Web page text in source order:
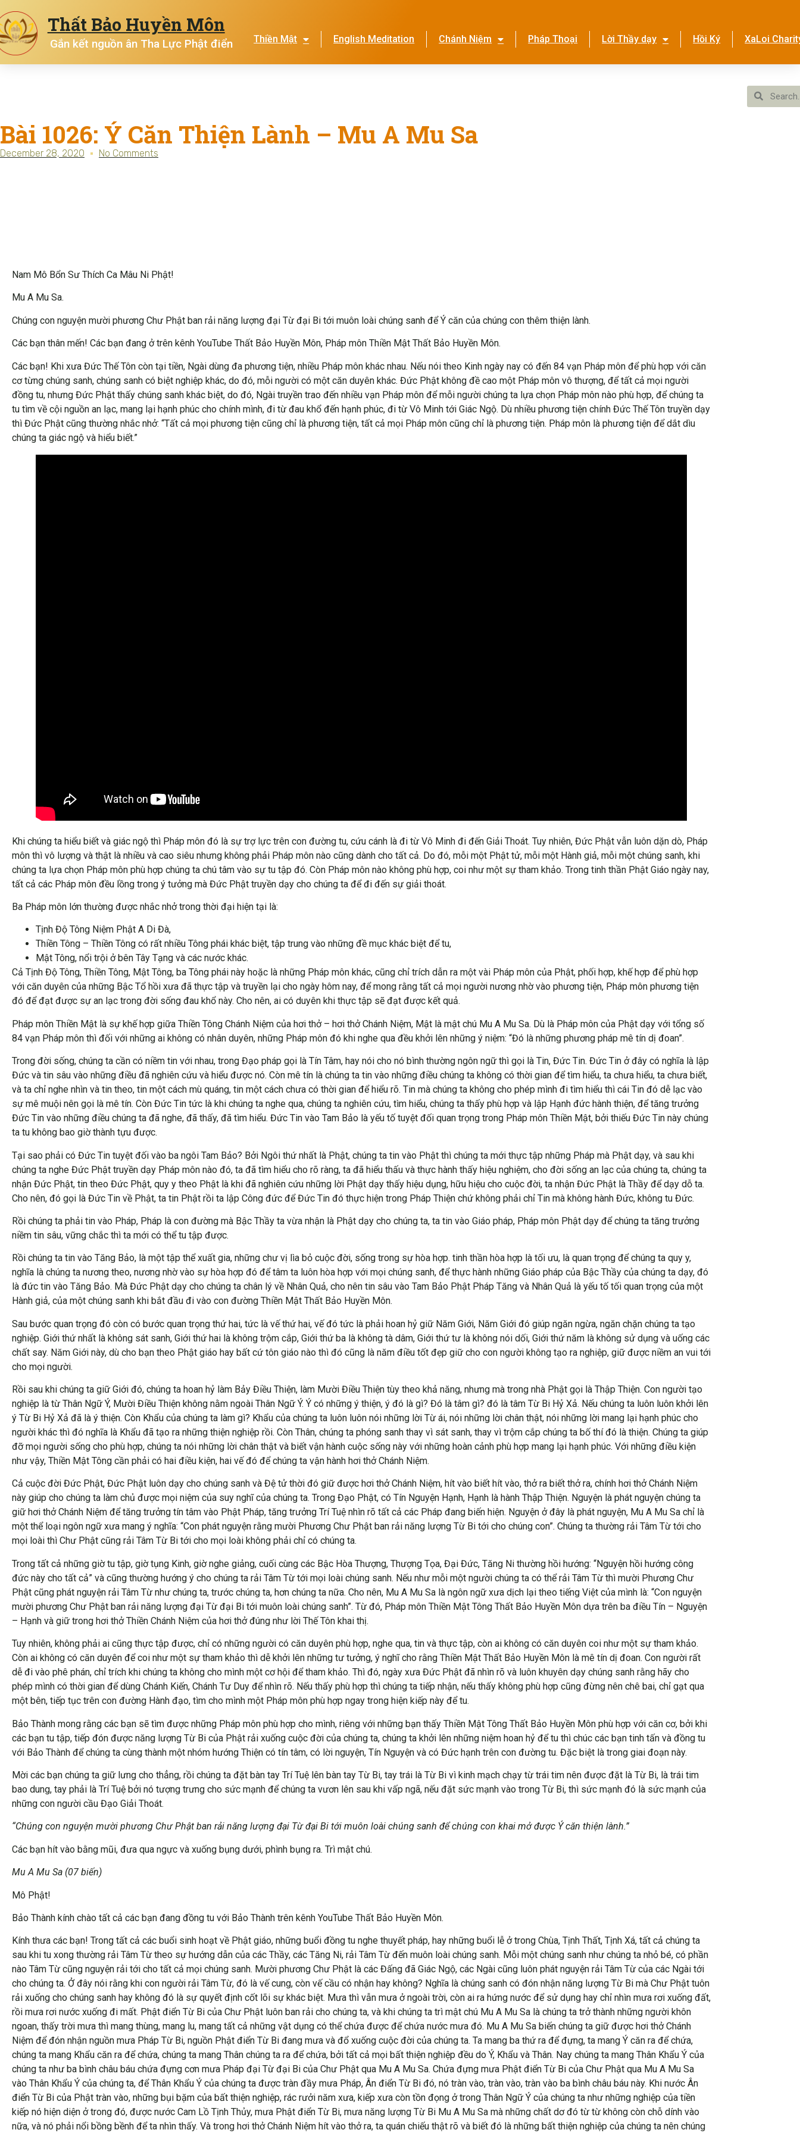
Thất Bảo Huyền Môn
Gắn kết nguồn ân Tha Lực Phật điển Thiền Mật English Meditation Chánh Niệm Pháp Thoại Lời Thầy dạy Hồi Ký XaLoi
Bài 1026: Ý Căn Thiện Lành – Mu A Mu Sa
December 28, 2020 No Comments
Nam Mô Bổn Sư Thích Ca Mâu Ni Phật!
Mu A Mu Sa.
Chúng con nguyện mười phương Chư Phật ban rải năng lượng đại Từ đại Bi tới muôn loài chúng sanh để Ý căn của chúng con thêm thiện lành.
Các bạn thân mến! Các bạn đang ở trên kênh YouTube Thất Bảo Huyền Môn, Pháp môn Thiền Mật Thất Bảo Huyền Môn.
Các bạn! Khi xưa Đức Thế Tôn còn tại tiền, Ngài dùng đa phương tiện, nhiều Pháp môn khác nhau. Nếu nói theo Kinh ngày nay có đến 84 vạn Pháp môn để phù hợp với căn
cơ từng chúng sanh, chúng sanh có biệt nghiệp khác, do đó, mỗi người có một căn duyên khác. Đức Phật không đề cao một Pháp môn vô thượng, để tất cả mọi người
đồng tu, nhưng Đức Phật thấy chúng sanh khác biệt, do đó, Ngài truyền trao đến nhiều vạn Pháp môn để mỗi người chúng ta lựa chọn Pháp môn nào phù hợp, để chúng ta
tu tìm về cội nguồn an lạc, mang lại hạnh phúc cho chính mình, đi từ đau khổ đến hạnh phúc, đi từ Vô Minh tới Giác Ngộ. Dù nhiều phương tiện chính Đức Thế Tôn truyền dạy
thì Đức Phật cũng thường nhắc nhở: “Tất cả mọi phương tiện cũng chỉ là phương tiện, tất cả mọi Pháp môn cũng chỉ là phương tiện. Pháp môn là phương tiện để dắt dìu
chúng ta giác ngộ và hiểu biết.”
Khi chúng ta hiểu biết và giác ngộ thì Pháp môn đó là sự trợ lực trên con đường tu, cứu cánh là đi từ Vô Minh đi đến Giải Thoát. Tuy nhiên, Đức Phật vẫn luôn dặn dò, Pháp
môn thì vô lượng và thật là nhiều và cao siêu nhưng không phải Pháp môn nào cũng dành cho tất cả. Do đó, mỗi một Phật tử, mỗi một Hành giả, mỗi một chúng sanh, khi
chúng ta lựa chọn Pháp môn phù hợp chúng ta chú tâm vào sự tu tập đó. Còn Pháp môn nào không phù hợp, coi như một sự tham khảo. Trong tinh thần Phật Giáo ngày nay,
tất cả các Pháp môn đều lồng trong ý tưởng mà Đức Phật truyền dạy cho chúng ta để đi đến sự giải thoát.
Ba Pháp môn lớn thường được nhắc nhở trong thời đại hiện tại là:
Tịnh Độ Tông Niệm Phật A Di Đà,
Thiền Tông – Thiền Tông có rất nhiều Tông phái khác biệt, tập trung vào những đề mục khác biệt để tu,
Mật Tông, nổi trội ở bên Tây Tạng và các nước khác.
Cả Tịnh Độ Tông, Thiền Tông, Mật Tông, ba Tông phái này hoặc là những Pháp môn khác, cũng chỉ trích dẫn ra một vài Pháp môn của Phật, phối hợp, khế hợp để phù hợp
với căn duyên của những Bậc Tổ hồi xưa đã thực tập và truyền lại cho ngày hôm nay, để mong rằng tất cả mọi người nương nhờ vào phương tiện, Pháp môn phương tiện
đó để đạt được sự an lạc trong đời sống đau khổ này. Cho nên, ai có duyên khi thực tập sẽ đạt được kết quả.
Pháp môn Thiền Mật là sự khế hợp giữa Thiền Tông Chánh Niệm của hơi thở – hơi thở Chánh Niệm, Mật là mật chú Mu A Mu Sa. Dù là Pháp môn của Phật dạy với tổng số
84 vạn Pháp môn thì đối với những ai không có nhân duyên, những Pháp môn đó khi nghe qua đều khởi lên những ý niệm: “Đó là những phương pháp mê tín dị đoan”.
Trong đời sống, chúng ta cần có niềm tin với nhau, trong Đạo pháp gọi là Tín Tâm, hay nói cho nó bình thường ngôn ngữ thì gọi là Tin, Đức Tin. Đức Tin ở đây có nghĩa là lập
Đức và tin sâu vào những điều đã nghiên cứu và hiểu được nó. Còn mê tín là chúng ta tin vào những điều chúng ta không có thời gian để tìm hiểu, ta chưa hiểu, ta chưa biết,
và ta chỉ nghe nhìn và tin theo, tin một cách mù quáng, tin một cách chưa có thời gian để hiểu rõ. Tin mà chúng ta không cho phép mình đi tìm hiểu thì cái Tin đó dễ lạc vào
sự mê muội nên gọi là mê tín. Còn Đức Tin tức là khi chúng ta nghe qua, chúng ta nghiên cứu, tìm hiểu, chúng ta thấy phù hợp và lập Hạnh đức hành thiện, để tăng trưởng
Đức Tin vào những điều chúng ta đã nghe, đã thấy, đã tìm hiểu. Đức Tin vào Tam Bảo là yếu tố tuyệt đối quan trọng trong Pháp môn Thiền Mật, bởi thiếu Đức Tin này chúng
ta tu không bao giờ thành tựu được.
Tại sao phải có Đức Tin tuyệt đối vào ba ngôi Tam Bảo? Bởi Ngôi thứ nhất là Phật, chúng ta tin vào Phật thì chúng ta mới thực tập những Pháp mà Phật dạy, và sau khi
chúng ta nghe Đức Phật truyền dạy Pháp môn nào đó, ta đã tìm hiểu cho rõ ràng, ta đã hiểu thấu và thực hành thấy hiệu nghiệm, cho đời sống an lạc của chúng ta, chúng ta
nhận Đức Phật, tin theo Đức Phật, quy y theo Phật là khi đã nghiên cứu những lời Phật dạy thấy hiệu dụng, hữu hiệu cho cuộc đời, ta nhận Đức Phật là Thầy để dạy dỗ ta.
Cho nên, đó gọi là Đức Tin về Phật, ta tin Phật rồi ta lập Công đức để Đức Tin đó thực hiện trong Pháp Thiện chứ không phải chỉ Tin mà không hành Đức, không tu Đức.
Rồi chúng ta phải tin vào Pháp, Pháp là con đường mà Bậc Thầy ta vừa nhận là Phật dạy cho chúng ta, ta tin vào Giáo pháp, Pháp môn Phật dạy để chúng ta tăng trưởng
niềm tin sâu, vững chắc thì ta mới có thể tu tập được.
Rồi chúng ta tin vào Tăng Bảo, là một tập thể xuất gia, những chư vị lìa bỏ cuộc đời, sống trong sự hòa hợp. tinh thần hòa hợp là tối ưu, là quan trọng để chúng ta quy y,
nghĩa là chúng ta nương theo, nương nhờ vào sự hòa hợp đó để tâm ta luôn hòa hợp với mọi chúng sanh, để thực hành những Giáo pháp của Bậc Thầy của chúng ta dạy, đó
là đức tin vào Tăng Bảo. Mà Đức Phật dạy cho chúng ta chân lý về Nhân Quả, cho nên tin sâu vào Tam Bảo Phật Pháp Tăng và Nhân Quả là yếu tố tối quan trọng của một
Hành giả, của một chúng sanh khi bắt đầu đi vào con đường Thiền Mật Thất Bảo Huyền Môn.
Sau bước quan trọng đó còn có bước quan trọng thứ hai, tức là vế thứ hai, vế đó tức là phải hoan hỷ giữ Năm Giới, Năm Giới đó giúp ngăn ngừa, ngăn chặn chúng ta tạo
nghiệp. Giới thứ nhất là không sát sanh, Giới thứ hai là không trộm cắp, Giới thứ ba là không tà dâm, Giới thứ tư là không nói dối, Giới thứ năm là không sử dụng và uống các
chất say. Năm Giới này, dù cho bạn theo Phật giáo hay bất cứ tôn giáo nào thì đó cũng là năm điều tốt đẹp giữ cho con người không tạo ra nghiệp, giữ được niềm an vui tới
cho mọi người.
Rồi sau khi chúng ta giữ Giới đó, chúng ta hoan hỷ làm Bảy Điều Thiện, làm Mười Điều Thiện tùy theo khả năng, nhưng mà trong nhà Phật gọi là Thập Thiện. Con người tạo
nghiệp là từ Thân Ngữ Ý, Mười Điều Thiện không nằm ngoài Thân Ngữ Ý. Ý có những ý thiện, ý đó là gì? Đó là tâm gì? đó là tâm Từ Bi Hỷ Xả. Nếu chúng ta luôn luôn khởi lên
ý Từ Bi Hỷ Xả đã là ý thiện. Còn Khẩu của chúng ta làm gì? Khẩu của chúng ta luôn luôn nói những lời Từ ái, nói những lời chân thật, nói những lời mang lại hạnh phúc cho
người khác thì đó nghĩa là Khẩu đã tạo ra những thiện nghiệp rồi. Còn Thân, chúng ta phóng sanh thay vì sát sanh, thay vì trộm cắp chúng ta bố thí đó là thiện. Chúng ta giúp
đỡ mọi người sống cho phù hợp, chúng ta nói những lời chân thật và biết vận hành cuộc sống này với những hoàn cảnh phù hợp mang lại hạnh phúc. Với những điều kiện
như vậy, Thiền Mật Tông cần phải có hai điều kiện, hai vế đó để chúng ta vận hành hơi thở Chánh Niệm.
Cả cuộc đời Đức Phật, Đức Phật luôn dạy cho chúng sanh và Đệ tử thời đó giữ được hơi thở Chánh Niệm, hít vào biết hít vào, thở ra biết thở ra, chính hơi thở Chánh Niệm
này giúp cho chúng ta làm chủ được mọi niệm của suy nghĩ của chúng ta. Trong Đạo Phật, có Tín Nguyện Hạnh, Hạnh là hành Thập Thiện. Nguyện là phát nguyện chúng ta
giữ hơi thở Chánh Niệm để tăng trưởng tín tâm vào Phật Pháp, tăng trưởng Trí Tuệ nhìn rõ tất cả các Pháp đang biến hiện. Nguyện ở đây là phát nguyện, Mu A Mu Sa chỉ là
một thể loại ngôn ngữ xưa mang ý nghĩa: “Con phát nguyện rằng mười Phương Chư Phật ban rải năng lượng Từ Bi tới cho chúng con”. Chúng ta thường rải Tâm Từ tới cho
mọi loài thì Chư Phật cũng rải Tâm Từ Bi tới cho mọi loài không phải chỉ có chúng ta.
Trong tất cả những giờ tu tập, giờ tụng Kinh, giờ nghe giảng, cuối cùng các Bậc Hòa Thượng, Thượng Tọa, Đại Đức, Tăng Ni thường hồi hướng: “Nguyện hồi hướng công
đức này cho tất cả” và cũng thường hướng ý cho chúng ta rải Tâm Từ tới mọi loài chúng sanh. Nếu như mỗi một người chúng ta có thể rải Tâm Từ thì mười Phương Chư
Phật cũng phát nguyện rải Tâm Từ như chúng ta, trước chúng ta, hơn chúng ta nữa. Cho nên, Mu A Mu Sa là ngôn ngữ xưa dịch lại theo tiếng Việt của mình là: “Con nguyện
mười phương Chư Phật ban rải năng lượng đại Từ đại Bi tới muôn loài chúng sanh”. Từ đó, Pháp môn Thiền Mật Tông Thất Bảo Huyền Môn dựa trên ba điều Tín – Nguyện
– Hạnh và giữ trong hơi thở Thiền Chánh Niệm của hơi thở đúng như lời Thế Tôn khai thị.
Tuy nhiên, không phải ai cũng thực tập được, chỉ có những người có căn duyên phù hợp, nghe qua, tin và thực tập, còn ai không có căn duyên coi như một sự tham khảo.
Còn ai không có căn duyên để coi như một sự tham khảo thì dễ khởi lên những tư tưởng, ý nghĩ cho rằng Thiền Mật Thất Bảo Huyền Môn là mê tín dị đoan. Con người rất
dễ đi vào phê phán, chỉ trích khi chúng ta không cho mình một cơ hội để tham khảo. Thì đó, ngày xưa Đức Phật đã nhìn rõ và luôn khuyên dạy chúng sanh rằng hãy cho
phép mình có thời gian để dùng Chánh Kiến, Chánh Tư Duy để nhìn rõ. Nếu thấy phù hợp thì chúng ta tiếp nhận, nếu thấy không phù hợp cũng đừng nên chê bai, chỉ gạt qua
một bên, tiếp tục trên con đường Hành đạo, tìm cho mình một Pháp môn phù hợp ngay trong hiện kiếp này để tu.
Bảo Thành mong rằng các bạn sẽ tìm được những Pháp môn phù hợp cho mình, riêng với những bạn thấy Thiền Mật Tông Thất Bảo Huyền Môn phù hợp với căn cơ, bởi khi
các bạn tu tập, tiếp đón được năng lượng Từ Bi của Phật rải xuống cuộc đời của chúng ta, chúng ta khởi lên những niệm hoan hỷ để tu thì chúc các bạn tinh tấn và đồng tu
với Bảo Thành để chúng ta cùng thành một nhóm hướng Thiện có tín tâm, có lời nguyện, Tín Nguyện và có Đức hạnh trên con đường tu. Đặc biệt là trong giai đoạn này.
Mời các bạn chúng ta giữ lưng cho thẳng, rồi chúng ta đặt bàn tay Trí Tuệ lên bàn tay Từ Bi, tay trái là Từ Bi vì kinh mạch chạy từ trái tim nên được đặt là Từ Bi, là trái tim
bao dung, tay phải là Trí Tuệ bởi nó tượng trưng cho sức mạnh để chúng ta vươn lên sau khi vấp ngã, nếu đặt sức mạnh vào trong Từ Bi, thì sức mạnh đó là sức mạnh của
những con người cầu Đạo Giải Thoát.
“Chúng con nguyện mười phương Chư Phật ban rải năng lượng đại Từ đại Bi tới muôn loài chúng sanh để chúng con khai mở được Ý căn thiện lành.”
Các bạn hít vào bằng mũi, đưa qua ngực và xuống bụng dưới, phình bụng ra. Trì mật chú.
Mu A Mu Sa (07 biến)
Mô Phật!
Bảo Thành kính chào tất cả các bạn đang đồng tu với Bảo Thành trên kênh YouTube Thất Bảo Huyền Môn.
Kính thưa các bạn! Trong tất cả các buổi sinh hoạt về Phật giáo, những buổi đồng tu nghe thuyết pháp, hay những buổi lễ ở trong Chùa, Tịnh Thất, Tịnh Xá, tất cả chúng ta
sau khi tu xong thường rải Tâm Từ theo sự hướng dẫn của các Thầy, các Tăng Ni, rải Tâm Từ đến muôn loài chúng sanh. Mỗi một chúng sanh như chúng ta nhỏ bé, có phần
nào Tâm Từ cũng nguyện rải tới cho tất cả mọi chúng sanh. Mười phương Chư Phật là các Đấng đã Giác Ngộ, các Ngài cũng luôn phát nguyện rải Tâm Từ của các Ngài tới
cho chúng ta. Ở đây nói rằng khi con người rải Tâm Từ, đó là vế cung, còn vế cầu có nhận hay không? Nghĩa là chúng sanh có đón nhận năng lượng Từ Bi mà Chư Phật tuôn
rải xuống cho chúng sanh hay không đó là sự quyết định cốt lõi sự khác biệt. Mưa thì vẫn mưa ở ngoài trời, còn ai ra hứng nước để sử dụng hay chỉ nhìn mưa rơi xuống đất,
rồi mưa rơi nước xuống đi mất. Phật điển Từ Bi của Chư Phật luôn ban rải cho chúng ta, và khi chúng ta trì mật chú Mu A Mu Sa là chúng ta trở thành những người khôn
ngoan, thấy trời mưa thì mang thùng, mang lu, mang tất cả những vật dụng có thể chứa được để chứa nước mưa đó. Mu A Mu Sa biến chúng ta giữ được hơi thở Chánh
Niệm để đón nhận nguồn mưa Pháp Từ Bi, nguồn Phật điển Từ Bi đang mưa và đổ xuống cuộc đời của chúng ta. Ta mang ba thứ ra để đựng, ta mang Ý căn ra để chứa,
chúng ta mang Khẩu căn ra để chứa, chúng ta mang Thân chúng ta ra để chứa, bởi tất cả mọi bất thiện nghiệp đều do Ý, Khẩu và Thân. Nay chúng ta mang Thân Khẩu Ý của
chúng ta như ba bình châu báu chứa đựng cơn mưa Pháp đại Từ đại Bi của Chư Phật qua Mu A Mu Sa. Chứa đựng mưa Phật điển Từ Bi của Chư Phật qua Mu A Mu Sa
vào Thân Khẩu Ý của chúng ta, để Thân Khẩu Ý của chúng ta được tràn đầy mưa Pháp, Ân điển Từ Bi đó, nó tràn vào, tràn vào, tràn vào ba bình châu báu này. Khi nước Ân
điển Từ Bi của Phật tràn vào, những bụi bặm của bất thiện nghiệp, rác rưởi năm xưa, kiếp xưa còn tồn đọng ở trong Thân Ngữ Ý của chúng ta như những nghiệp của tiền
kiếp nó hiện diện ở trong đó, được nước Cam Lồ Tịnh Thủy, mưa Phật điển Từ Bi, mưa năng lượng Từ Bi Mu A Mu Sa mà những chất dơ đó từ từ không còn chỗ dính vào
nữa, và nó phải nổi bồng bềnh để ta nhìn thấy. Và trong hơi thở Chánh Niệm hít vào thở ra, ta quán chiếu thật rõ và biết đó là những bất thiện nghiệp của chúng ta nên chúng